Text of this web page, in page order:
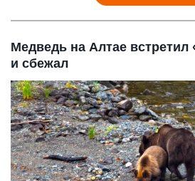
Медведь на Алтае встретил
и сбежал